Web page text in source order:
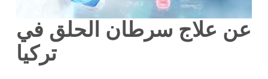
عن علاج سرطان الحلق في
تركيا